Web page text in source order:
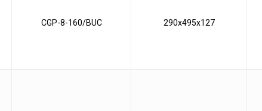
CGP-8-160/BUC 290x495x127